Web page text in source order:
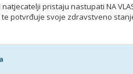
pristaju nastupati NA
potvrđuje svoje zdravstveno